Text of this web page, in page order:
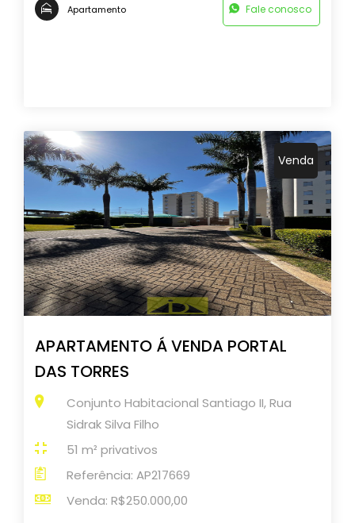
Apartamento Fale conosco
Venda
APARTAMENTO Á VENDA PORTAL
DAS TORRES
Conjunto Habitacional Santiago II, Rua
Sidrak Silva Filho
51 m² privativos
Referência: AP217669
Venda: R$250.000,00